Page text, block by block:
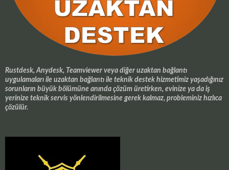
Rustdesk, Anydesk, Teamviewer veya diğer uzaktan bağlantı
uygulamaları ile uzaktan bağlantı ile teknik destek hizmetimiz yaşadığınız
sorunların büyük bölümüne anında çözüm üretirken, evinize ya da iş
yerinize teknik servis yönlendirilmesine gerek kalmaz, probleminiz hızlıca
çözülür.